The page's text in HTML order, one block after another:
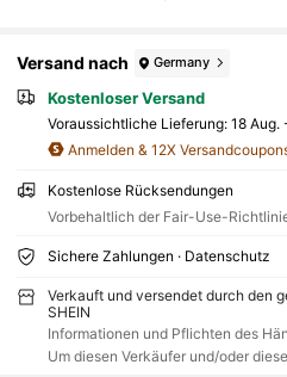
Versand nach Germany
Kostenloser Versand
Voraussichtliche Lieferung: 18 Aug.
Anmelden & 12X
Kostenlose Rücksendungen
Vorbehaltlich der Fair-Use-
Sichere Zahlungen · Datenschutz
Verkauft und versendet durch den
SHEIN
Informationen und Pflichten des
Um diesen Verkäufer und/oder